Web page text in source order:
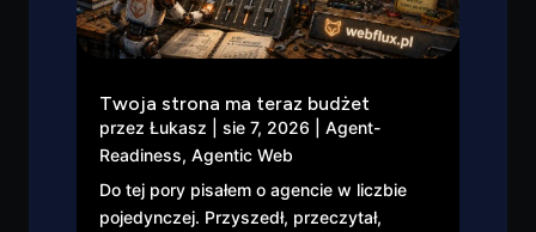
Twoja strona ma teraz budżet
przez Łukasz sie 7, 2026
Agent-
Readiness, Agentic Web
Do tej pory pisałem o agencie w liczbie
pojedynczej. Przyszedł, przeczytał,